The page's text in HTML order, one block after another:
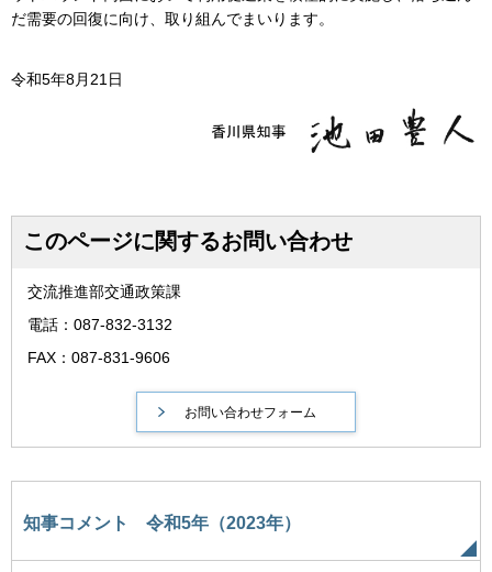
だ需要の回復に向け、取り組んでまいります。
令和5年8月21日
このページに関するお問い合わせ
交流推進部交通政策課
電話：087-832-3132
FAX：087-831-9606
知事コメント 令和5年（2023年）